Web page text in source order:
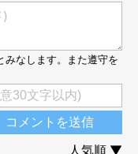
じ壊れ方をします。狭
が小さいからだとずっ
方をするのが謎でし